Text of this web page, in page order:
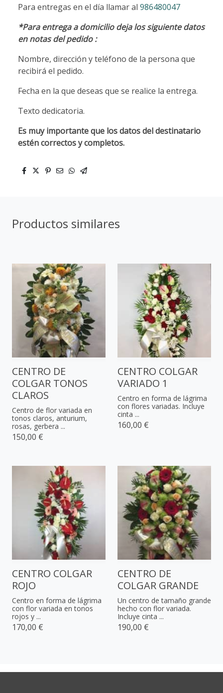
Para entregas en el día llamar al 986480047
*Para entrega a domicilio deja los siguiente datos
en notas del pedido :
Nombre, dirección y teléfono de la persona que
recibirá el pedido.
Fecha en la que deseas que se realice la entrega.
Texto dedicatoria.
Es muy importante que los datos del destinatario
estén correctos y completos.
Productos similares
CENTRO DE
COLGAR TONOS
CLAROS
Centro de flor variada en
tonos claros, anturium,
rosas, gerbera ...
150,00 €
CENTRO COLGAR
VARIADO 1
Centro en forma de lágrima
con flores variadas. Incluye
cinta ...
160,00 €
CENTRO COLGAR
ROJO
Centro en forma de lágrima
con flor variada en tonos
rojos y ...
170,00 €
CENTRO DE
COLGAR GRANDE
Un centro de tamaño grande
hecho con flor variada.
Incluye cinta ...
190,00 €